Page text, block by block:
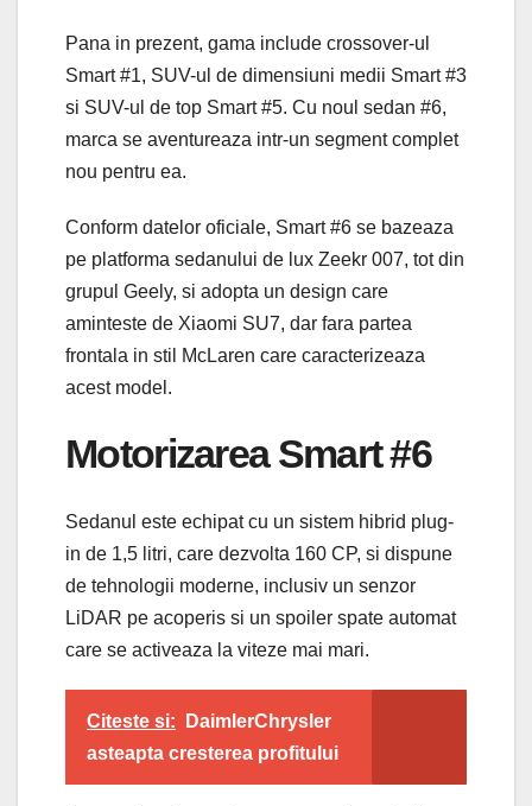
Pana in prezent, gama include crossover-ul
Smart #1, SUV-ul de dimensiuni medii Smart #3
si SUV-ul de top Smart #5. Cu noul sedan #6,
marca se aventureaza intr-un segment complet
nou pentru ea.
Conform datelor oficiale, Smart #6 se bazeaza
pe platforma sedanului de lux Zeekr 007, tot din
grupul Geely, si adopta un design care
aminteste de Xiaomi SU7, dar fara partea
frontala in stil McLaren care caracterizeaza
acest model.
Motorizarea Smart #6
Sedanul este echipat cu un sistem hibrid plug-
in de 1,5 litri, care dezvolta 160 CP, si dispune
de tehnologii moderne, inclusiv un senzor
LiDAR pe acoperis si un spoiler spate automat
care se activeaza la viteze mai mari.
Citeste si:
DaimlerChrysler
asteapta cresterea profitului